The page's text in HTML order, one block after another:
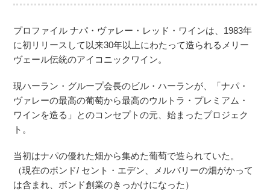
プロファイル ナパ・ヴァレー・レッド・ワインは、1983年
に初リリースして以来30年以上にわたって造られるメリー
ヴェール伝統のアイコニックワイン。
現ハーラン・グループ会長のビル・ハーランが、「ナパ・
ヴァレーの最高の葡萄から最高のウルトラ・プレミアム・
ワインを造る」とのコンセプトの元、始まったプロジェク
ト。
当初はナパの優れた畑から集めた葡萄で造られていた。
（現在のボンド/ セント・エデン、メルバリーの畑がかって
は含まれ、ボンド創業のきっかけになった）